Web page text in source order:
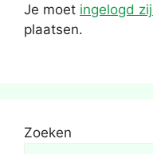
Je moet ingelogd
plaatsen.
Zoeken